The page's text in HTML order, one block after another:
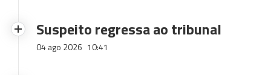
Suspeito regressa ao tribunal
04 ago 2026 10:41